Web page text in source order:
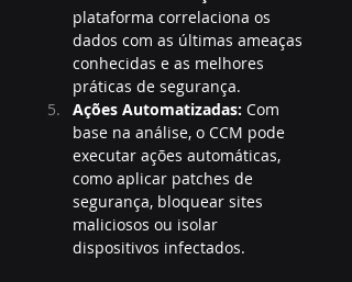
plataforma correlaciona os
dados com as últimas ameaças
conhecidas e as melhores
práticas de segurança.
Ações Automatizadas: Com
base na análise, o CCM pode
executar ações automáticas,
como aplicar patches de
segurança, bloquear sites
maliciosos ou isolar
dispositivos infectados.